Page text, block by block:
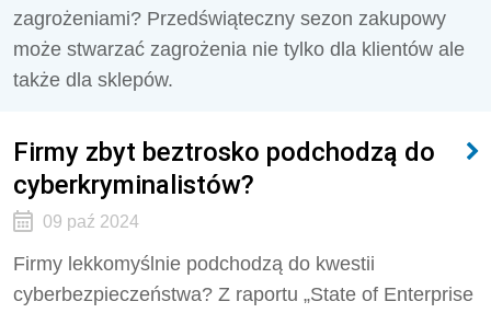
zagrożeniami? Przedświąteczny sezon zakupowy
może stwarzać zagrożenia nie tylko dla klientów ale
także dla sklepów.
Firmy zbyt beztrosko podchodzą do
cyberkryminalistów?
09 paź 2024
Firmy lekkomyślnie podchodzą do kwestii
cyberbezpieczeństwa? Z raportu „State of Enterprise